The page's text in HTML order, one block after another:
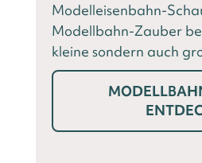
Modelleisenbahn-
Modellbahn-Zauber
kleine sondern auch